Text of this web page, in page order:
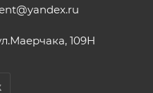
109Н